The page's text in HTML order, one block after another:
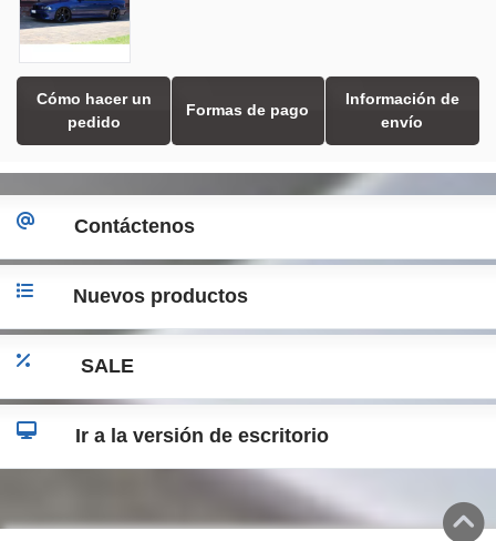
Cómo hacer un
pedido
Formas de pago
Información de
envío
Contáctenos
Nuevos productos
SALE
Ir a la versión de escritorio